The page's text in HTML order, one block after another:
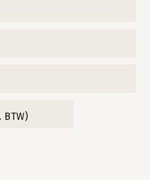
BTW)